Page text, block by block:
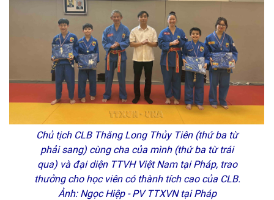
Chủ tịch CLB Thăng Long Thủy Tiên (thứ ba từ
phải sang) cùng cha của mình (thứ ba từ trái
qua) và đại diện TTVH Việt Nam tại Pháp, trao
thưởng cho học viên có thành tích cao của CLB.
Ảnh: Ngọc Hiệp - PV TTXVN tại Pháp